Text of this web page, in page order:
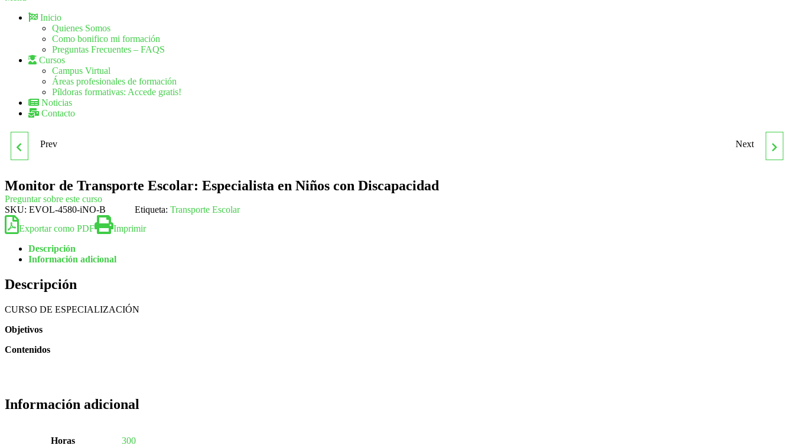
Inicio
Quienes Somos
Como bonifico mi formación
Preguntas Frecuentes – FAQS
Cursos
Campus Virtual
Áreas profesionales de formación
Píldoras formativas: Accede gratis!
Noticias
Contacto
MONITOR DE TALLERES
CULTURALES EN
ANIMACIÓN TURÍSTICA
Y RECREATIVA
Prev MONITOR DE TRX-Next
Monitor de Transporte Escolar: Especialista en Niños con Discapacidad
Preguntar sobre este curso
SKU: EVOL-4580-iNO-B Etiqueta: Transporte Escolar
Exportar como PDF
Imprimir
Descripción
Información adicional
Descripción
CURSO DE ESPECIALIZACIÓN
Objetivos
Contenidos
Información adicional
Horas 300